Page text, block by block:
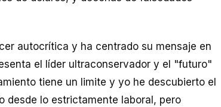
autocrítica y ha centrado su mensaje en
el líder ultraconservador y el "futuro"
tiene un limite y yo he descubierto el
desde lo estrictamente laboral, pero